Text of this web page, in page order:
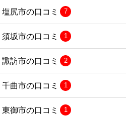
塩尻市の口コミ 7
須坂市の口コミ 1
諏訪市の口コミ 2
千曲市の口コミ 1
東御市の口コミ 1